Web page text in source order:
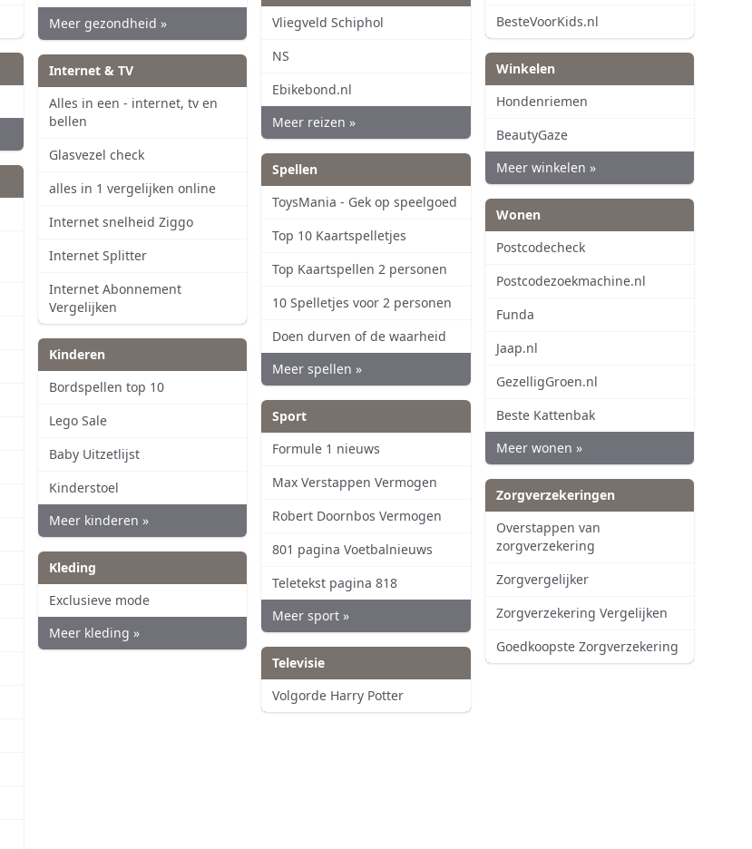
Meer gezondheid »
Internet & TV
Alles in een - internet, tv en
bellen
Glasvezel check
alles in 1 vergelijken online
Internet snelheid Ziggo
Internet Splitter
Internet Abonnement
Vergelijken
Kinderen
Bordspellen top 10
Lego Sale
Baby Uitzetlijst
Kinderstoel
Meer kinderen »
Kleding
Exclusieve mode
Meer kleding »
Vliegveld Schiphol
NS
Ebikebond.nl
Meer reizen »
Spellen
ToysMania - Gek op speelgoed
Top 10 Kaartspelletjes
Top Kaartspellen 2 personen
10 Spelletjes voor 2 personen
Doen durven of de waarheid
Meer spellen »
Sport
Formule 1 nieuws
Max Verstappen Vermogen
Robert Doornbos Vermogen
801 pagina Voetbalnieuws
Teletekst pagina 818
Meer sport »
Televisie
Volgorde Harry Potter
BesteVoorKids.nl
Winkelen
Hondenriemen
BeautyGaze
Meer winkelen »
Wonen
Postcodecheck
Postcodezoekmachine.nl
Funda
Jaap.nl
GezelligGroen.nl
Beste Kattenbak
Meer wonen »
Zorgverzekeringen
Overstappen van
zorgverzekering
Zorgvergelijker
Zorgverzekering Vergelijken
Goedkoopste Zorgverzekering